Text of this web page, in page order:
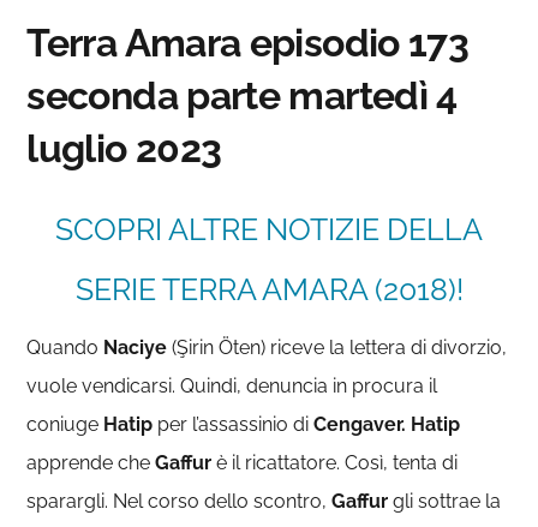
Terra Amara episodio 173
seconda parte martedì 4
luglio 2023
SCOPRI ALTRE NOTIZIE DELLA
SERIE TERRA AMARA (2018)!
Quando Naciye (Şirin Öten) riceve la lettera di divorzio,
vuole vendicarsi. Quindi, denuncia in procura il
coniuge Hatip per l’assassinio diCengaver. Hatip
apprende cheGaffur è il ricattatore. Così, tenta di
sparargli. Nel corso dello scontro,Gaffur gli sottrae la